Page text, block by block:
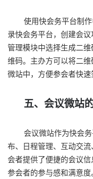
使用快会务平台制
录快会务平台，创建会
管理模块中选择生成二
维码。主办方可以将二
微站中，方便参会者快速
五、会议微站
会议微站作为快会
布、日程管理、互动交
会者提供了便捷的会议
参会者的参与感和满意